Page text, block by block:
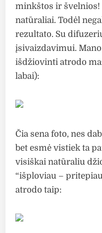
minkštos ir
natūraliai. Todėl
rezultato. Su
įsivaizdavimui.
išdžiovinti atrodo
labai):
Čia sena foto, nes
bet esmė vistiek ta
visiškai natūraliu
“išploviau –
atrodo taip: